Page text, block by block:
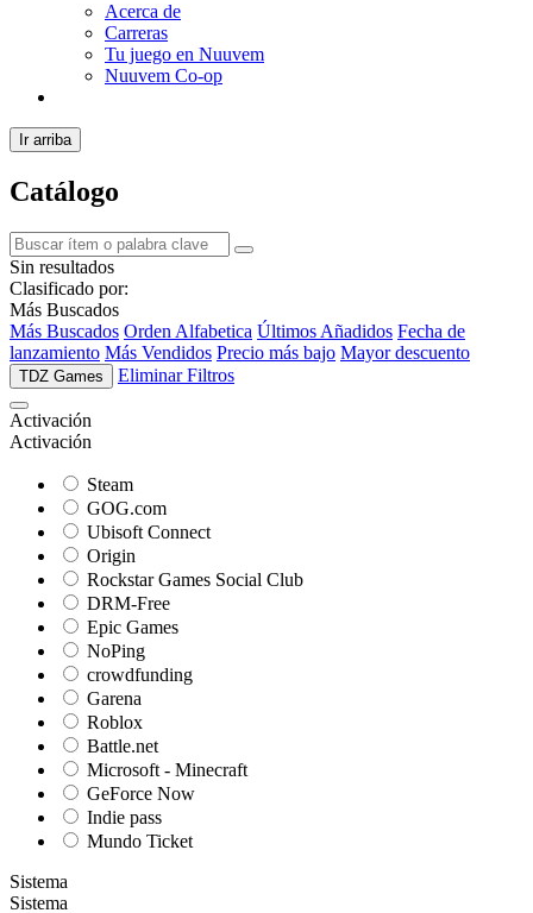
Acerca de
Carreras
Tu juego en Nuuvem
Nuuvem Co-op
Ir arriba
Catálogo
Sin resultados
Clasificado por:
Más Buscados
Más Buscados Orden Alfabetica Últimos Añadidos Fecha de
lanzamiento Más Vendidos Precio más bajo Mayor descuento
TDZ Games Eliminar Filtros
Activación
Activación
Steam
GOG.com
Ubisoft Connect
Origin
Rockstar Games Social Club
DRM-Free
Epic Games
NoPing
crowdfunding
Garena
Roblox
Battle.net
Microsoft - Minecraft
GeForce Now
Indie pass
Mundo Ticket
Sistema
Sistema